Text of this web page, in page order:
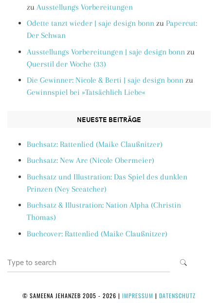
zu Ausstellungs Vorbereitungen
Odette tanzt wieder | saje design bonn zu Papercut:
Der Schwan
Ausstellungs Vorbereitungen | saje design bonn zu
Querstil der Woche (33)
Die Gewinner: Nicole & Berti | saje design bonn zu
Gewinnspiel bei »Tatsächlich Liebe«
NEUESTE BEITRÄGE
Buchsatz: Rattenlied (Maike Claußnitzer)
Buchsatz: New Arc (Nicole Obermeier)
Buchsatz und Illustration: Das Spiel des dunklen
Prinzen (Ney Sceatcher)
Buchsatz & Illustration: Nation Alpha (Christin
Thomas)
Buchcover: Rattenlied (Maike Claußnitzer)
Search
for:
SEARCH
© SAMEENA JEHANZEB 2005 - 2026 | IMPRESSUM | DATENSCHUTZ